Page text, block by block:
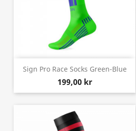
Sign Pro Race Socks Green-Blue
199,00 kr